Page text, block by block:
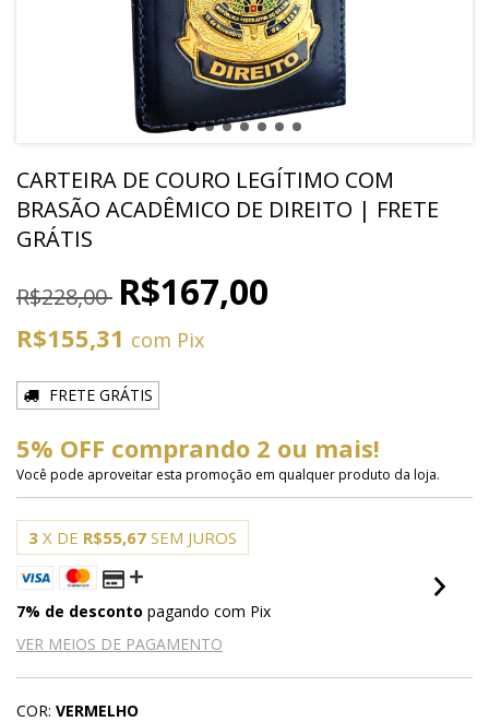
CARTEIRA DE COURO LEGÍTIMO COM
BRASÃO ACADÊMICO DE DIREITO | FRETE
GRÁTIS
R$228,00 R$167,00
R$155,31 com Pix
FRETE GRÁTIS
5% OFF comprando 2 ou mais!
Você pode aproveitar esta promoção em qualquer produto da loja.
3 X DE R$55,67 SEM JUROS
7% de desconto pagando com Pix
VER MEIOS DE PAGAMENTO
COR: VERMELHO